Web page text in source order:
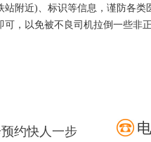
附近)、标识等信息，谨防各类
，以免被不良司机拉倒一些非
约快人一步